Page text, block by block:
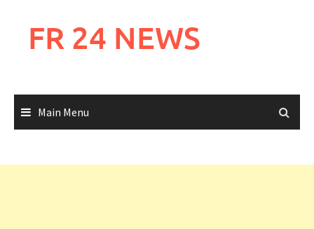
contentFR 24 NEWS
Main Menu